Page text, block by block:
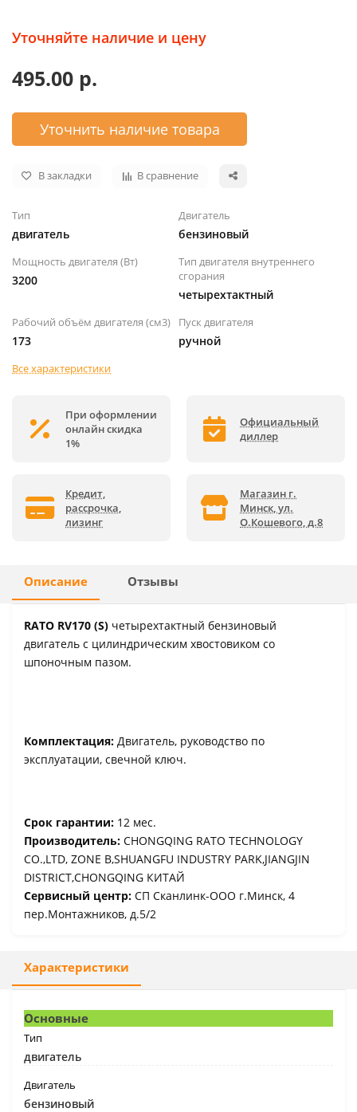
Уточняйте наличие и цену
495.00 р.
Уточнить наличие товара
В закладки В сравнение
Тип
двигатель
Двигатель
бензиновый
Мощность двигателя (Вт)
3200
Тип двигателя внутреннего
сгорания
четырехтактный
Рабочий объём двигателя (см3)
173
Пуск двигателя
ручной
Все характеристики
При оформлении
онлайн скидка
1%
Официальный
диллер
Кредит,
рассрочка,
лизинг
Магазин г.
Минск, ул.
О.Кошевого, д.8
Описание Отзывы
RATO RV170 (S) четырехтактный бензиновый
двигатель с цилиндрическим хвостовиком со
шпоночным пазом.
Комплектация: Двигатель, руководство по
эксплуатации, свечной ключ.
Срок гарантии: 12 мес.
Производитель: CHONGQING RATO TECHNOLOGY
CO.,LTD, ZONE B,SHUANGFU INDUSTRY PARK,JIANGJIN
DISTRICT,CHONGQING КИТАЙ
Сервисный центр: СП Сканлинк-ООО г.Минск, 4
пер.Монтажников, д.5/2
Характеристики
Основные
Тип
двигатель
Двигатель
бензиновый